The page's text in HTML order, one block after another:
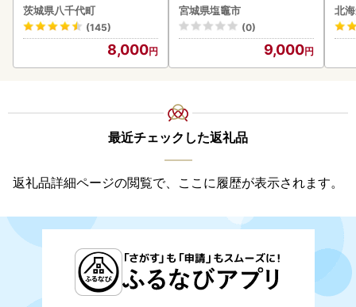
g x 1袋 白米 茨城県 八千代
町
茨城県八千代町
(145)
8,000
宮城県塩竈市
(0)
9,000
北
最近チェックした返礼品
返礼品詳細ページの閲覧で、ここに履歴が表示されます。